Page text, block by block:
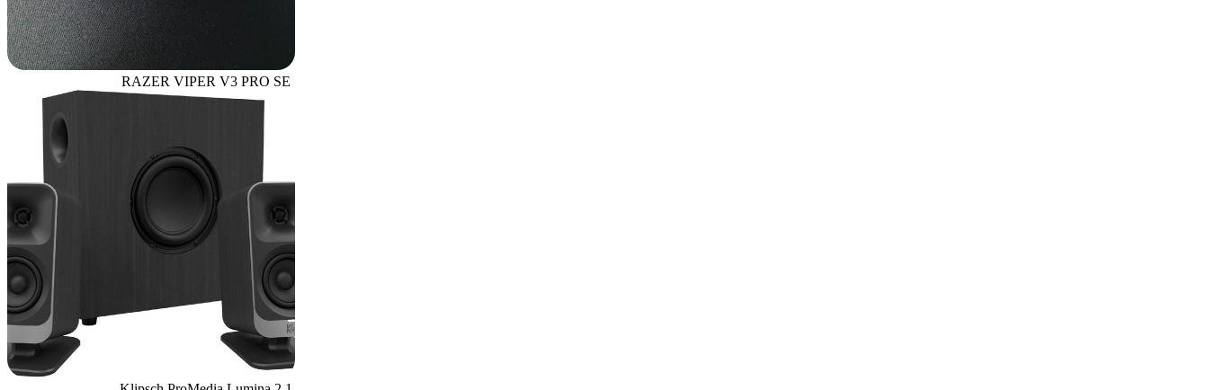
RAZER VIPER V3 PRO SE